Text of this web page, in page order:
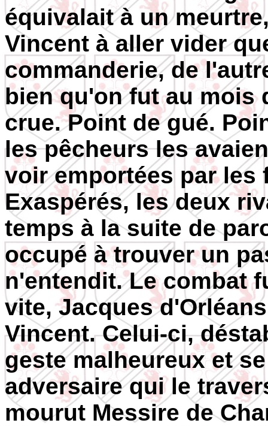
équivalait à un
Vincent à aller vider
commanderie, de
bien qu'on fut au mois
crue. Point de gué.
les pêcheurs les
voir emportées par les
Exaspérés, les deux
temps à la suite de
occupé à trouver un
n'entendit. Le combat
vite, Jacques
Vincent. Celui-ci,
geste malheureux et
adversaire qui le
mourut Messire de